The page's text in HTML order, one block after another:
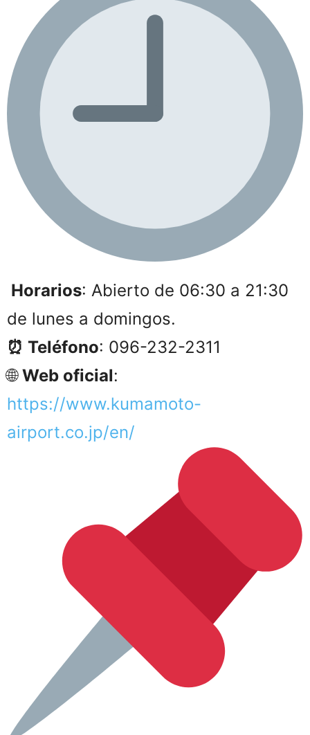
Horarios: Abierto de 06:30 a 21:30
de lunes a domingos.
⏰ Teléfono: 096-232-2311
🌐Web oficial:
https://www.kumamoto-
airport.co.jp/en/